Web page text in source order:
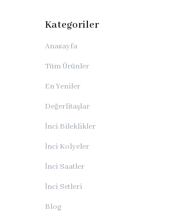
Kategoriler
Anasayfa
Tüm Ürünler
En Yeniler
Değerlitaşlar
İnci Bileklikler
İnci Kolyeler
İnci Saatler
İnci Setleri
Blog